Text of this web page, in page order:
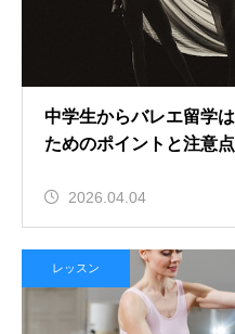
中学生からバレエ留学
ためのポイントと注意点
2026.04.04
レッスン